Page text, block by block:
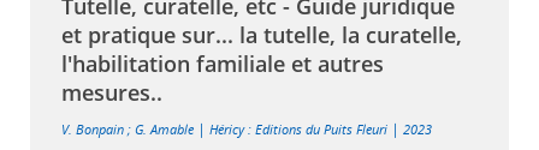
Tutelle, curatelle, etc - Guide juridique
et pratique sur... la tutelle, la curatelle,
l'habilitation familiale et autres
mesures..
V. Bonpain ; G. Amable | Héricy : Editions du Puits Fleuri | 2023